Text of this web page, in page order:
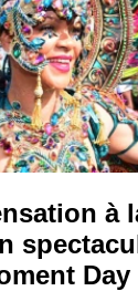
à
Day